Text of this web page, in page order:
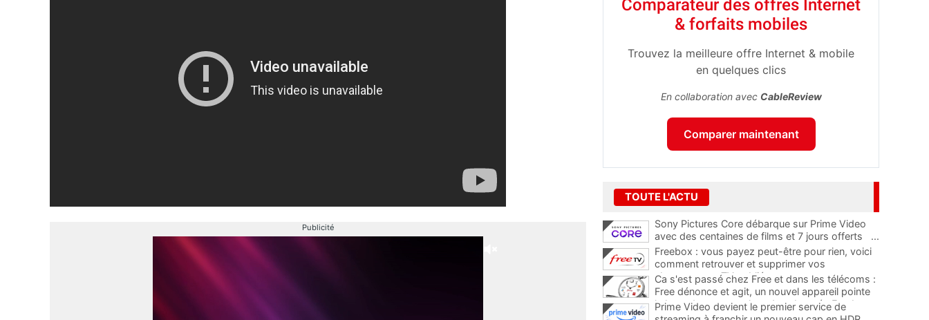
Publicité
Comparateur des offres Internet
& forfaits mobiles
Trouvez la meilleure offre Internet & mobile
en quelques clics
En collaboration avec CableReview
Comparer maintenant
TOUTE L'ACTU
Sony Pictures Core débarque sur Prime Video
avec des centaines de films et 7 jours offerts
...
Freebox : vous payez peut-être pour rien, voici
comment retrouver et supprimer vos
abonnements TV oubliés
...
Ca s'est passé chez Free et dans les télécoms :
Free dénonce et agit, un nouvel appareil pointe
le bout de son nez chez des abonnés Freebox...
Prime Video devient le premier service de